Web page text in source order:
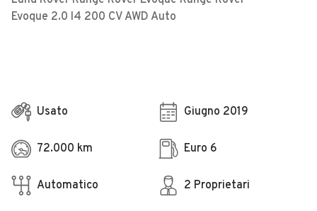
Evoque 2.0 I4 200 CV AWD Auto
Usato Giugno 2019
72.000 km Euro 6
Automatico 2 Proprietari